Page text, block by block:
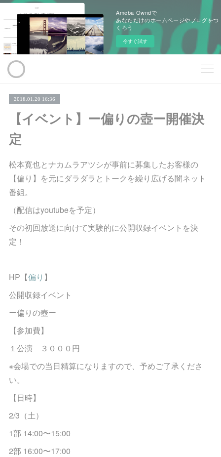
Ameba Owndで
あなただけのホームページやブログをつ
くろう
今すぐ試す
2018.01.20 16:36
【イベント】ー偏りの壺ー開催決
定
松本寛也とナカムラアツシが事前に募集したお客様の
【偏り】を元にダラダラとトークを繰り広げる闇ネット
番組。
（配信はyoutubeを予定）
その初回放送に向けて実験的に公開収録イベントを決
定！
HP【偏り 】
公開収録イベント
ー偏りの壺ー
【参加費】
１公演 ３０００円
※会場での当日精算になりますので、予めご了承くださ
い。
【日時】
2/3（土）
1部 14:00〜15:00
2部 16:00〜17:00